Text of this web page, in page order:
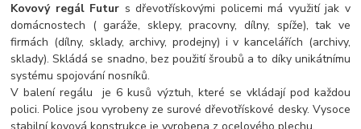
Kovový regál Futur s dřevotřískovými policemi má využití jak v
domácnostech ( garáže, sklepy, pracovny, dílny, spíže), tak ve
firmách (dílny, sklady, archivy, prodejny) i v kancelářích (archivy,
sklady). Skládá se snadno, bez použití šroubů a to díky unikátnímu
systému spojování nosníků.
V balení regálu je 6 kusů výztuh, které se vkládají pod každou
polici. Police jsou vyrobeny ze surové dřevotřískové desky. Vysoce